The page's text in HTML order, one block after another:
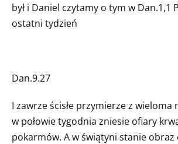
był i Daniel czytamy o tym w Dan.1,1
ostatni tydzień
Dan.9.27
I zawrze ścisłe przymierze z wieloma
w połowie tygodnia zniesie ofiary
pokarmów. A w świątyni stanie